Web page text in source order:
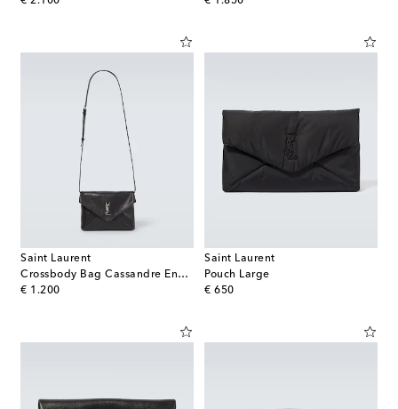
Saint Laurent
Crossbody Bag Cassandre Envelope aus Leder
€ 1.200
original price
Saint Laurent
Pouch Large
€ 650
original price